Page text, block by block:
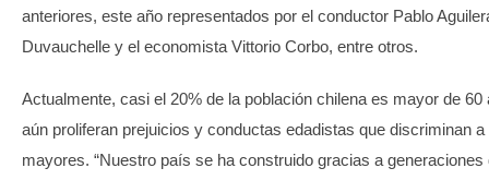
anteriores, este año representados por el conductor Pablo
Duvauchelle y el economista Vittorio Corbo, entre otros.
Actualmente, casi el 20% de la población chilena es mayor de
aún proliferan prejuicios y conductas edadistas que discriminan
mayores. “Nuestro país se ha construido gracias a